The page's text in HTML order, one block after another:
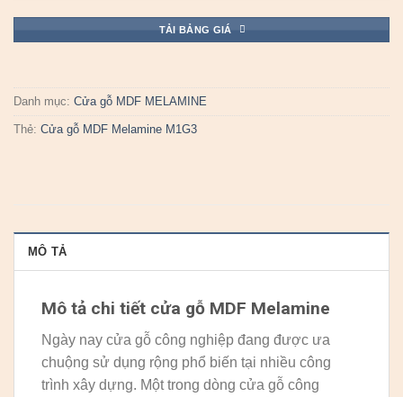
TẢI BẢNG GIÁ
Danh mục: Cửa gỗ MDF MELAMINE
Thẻ: Cửa gỗ MDF Melamine M1G3
MÔ TẢ
Mô tả chi tiết cửa gỗ MDF Melamine
Ngày nay cửa gỗ công nghiệp đang được ưa
chuộng sử dụng rộng phổ biến tại nhiều công
trình xây dựng. Một trong dòng cửa gỗ công